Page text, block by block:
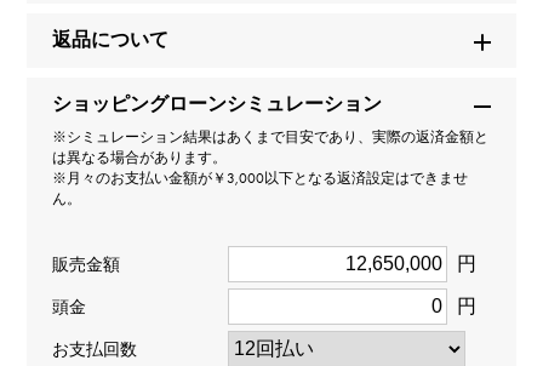
商品名
スケルトン
ブランド名
ロジェ・デュブイ
モデル名
エクスカリバー
返品について
ショッピングローンシミュレーション
※シミュレーション結果はあくまで目安であり、実際の返済金額と
は異なる場合があります。
※月々のお支払い金額が￥3,000以下となる返済設定はできませ
ん。
販売金額 円
頭金 円
お支払回数